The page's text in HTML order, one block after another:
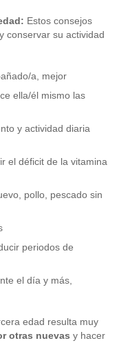
Estos consejos
conservar su actividad
a, mejor
ella/él mismo las
y actividad diaria
el déficit de la vitamina
pollo, pescado sin
periodos de
el día y más,
edad resulta muy
otras nuevas y hacer